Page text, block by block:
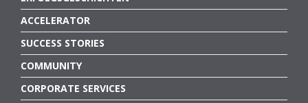
ACCELERATOR
SUCCESS STORIES
COMMUNITY
CORPORATE SERVICES